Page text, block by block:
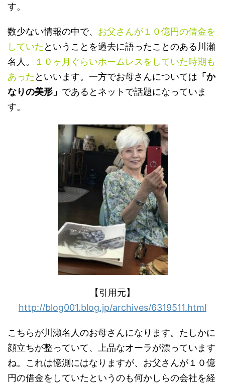
す。
数少ない情報の中で、 お父さんが１０億円の借金を
していた ということを過去に語ったことのある川瀬
名人。
１０ヶ月ぐらいホームレスをしていた時期も
あった といいます。一方でお母さんについては 「か
なりの美形」 であるとネットで話題になっていま
す。
【引用元】
http://blog001.blog.jp/archives/6319511.html
こちらが川瀬名人のお母さんになります。たしかに
顔立ちが整っていて、上品なオーラが漂っています
ね。これは憶測にはなりますが、お父さんが１０億
円の借金をしていたというのも何かしらの会社を経